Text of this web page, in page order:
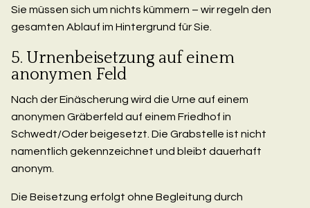
Sie müssen sich um nichts kümmern – wir regeln den
gesamten Ablauf im Hintergrund für Sie.
5. Urnenbeisetzung auf einem
anonymen Feld
Nach der Einäscherung wird die Urne auf einem
anonymen Gräberfeld auf einem Friedhof in
Schwedt/Oder beigesetzt. Die Grabstelle ist nicht
namentlich gekennzeichnet und bleibt dauerhaft
anonym.
Die Beisetzung erfolgt ohne Begleitung durch